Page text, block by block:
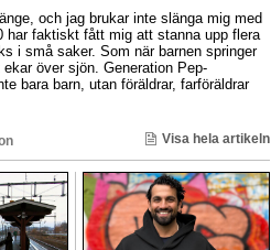
och jag brukar inte slänga mig med
har faktiskt fått mig att stanna upp flera
i små saker. Som när barnen springer
över sjön. Generation Pep-
bara barn, utan föräldrar, farföräldrar
Visa hela artikeln